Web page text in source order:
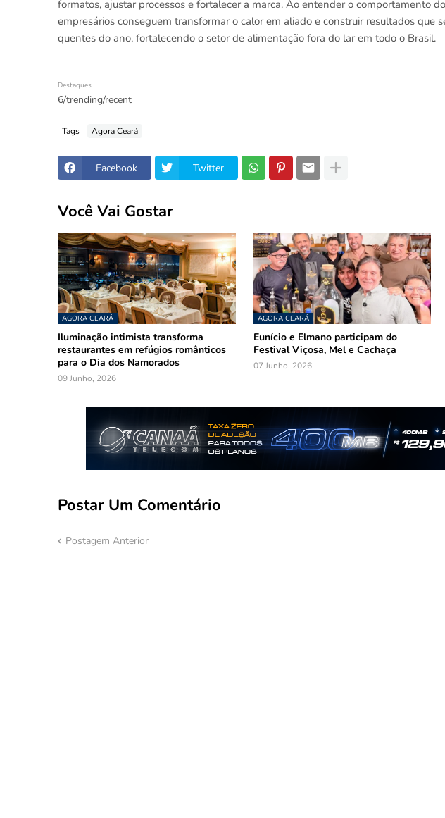
formatos, ajustar processos e fortalecer a marca. Ao entender o comportamento
empresários conseguem transformar o calor em aliado e construir resultados que
quentes do ano, fortalecendo o setor de alimentação fora do lar em todo o Brasil.
Destaques
6/trending/recent
Tags Agora Ceará
Facebook Twitter
Você Vai Gostar
AGORA CEARÁ
Iluminação intimista transforma
restaurantes em refúgios românticos
para o Dia dos Namorados
09 Junho, 2026
AGORA CEARÁ
Eunício e Elmano participam do
Festival Viçosa, Mel e Cachaça
07 Junho, 2026
Postar Um Comentário
Postagem Anterior